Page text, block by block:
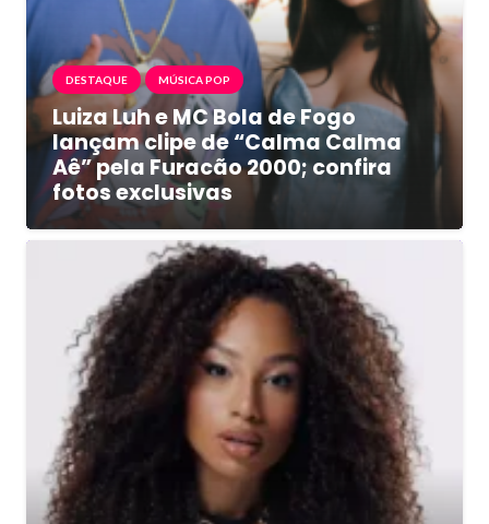
DESTAQUE MÚSICA POP
Luiza Luh e MC Bola de Fogo
lançam clipe de “Calma Calma
Aê” pela Furacão 2000; confira
fotos exclusivas